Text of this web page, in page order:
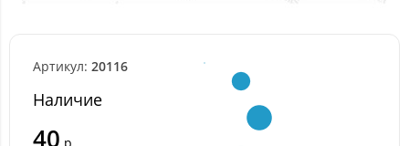
Артикул: 20116
Наличие
40